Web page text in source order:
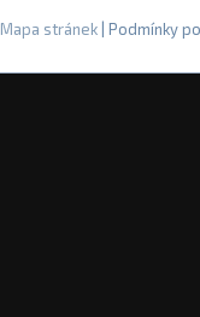
Mapa stránek | Podmínky